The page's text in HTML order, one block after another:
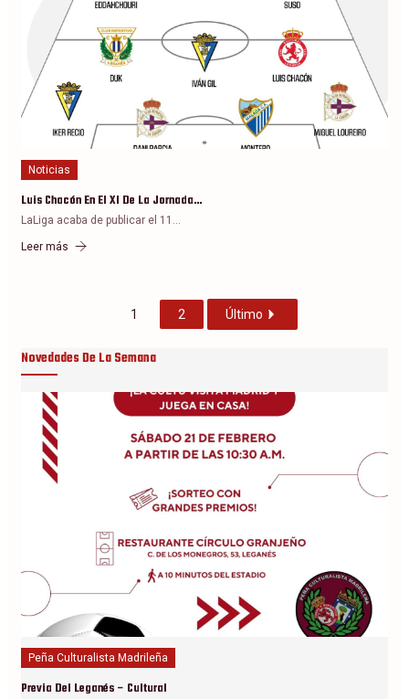
Noticias
Luis Chacón En El XI De La Jornada…
LaLiga acaba de publicar el 11…
Leer más
1 2 Último
Novedades De La Semana
Peña Culturalista Madrileña
Previa Del Leganés – Cultural